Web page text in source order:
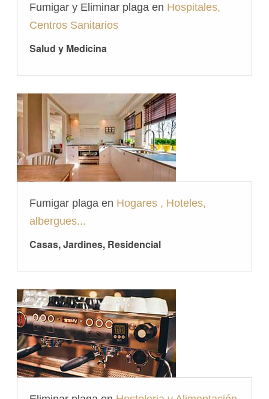
Fumigar y Eliminar plaga en Hospitales,
Centros Sanitarios
Salud y Medicina
Fumigar plaga en Hogares , Hoteles,
albergues...
Casas, Jardines, Residencial